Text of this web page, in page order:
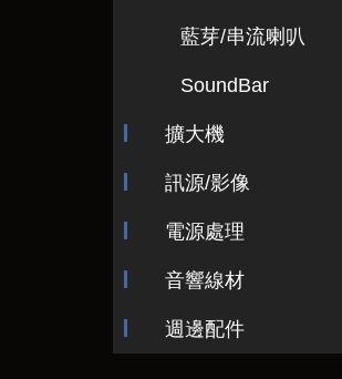
藍芽/串流喇叭
SoundBar
擴大機
訊源/影像
電源處理
音響線材
週邊配件